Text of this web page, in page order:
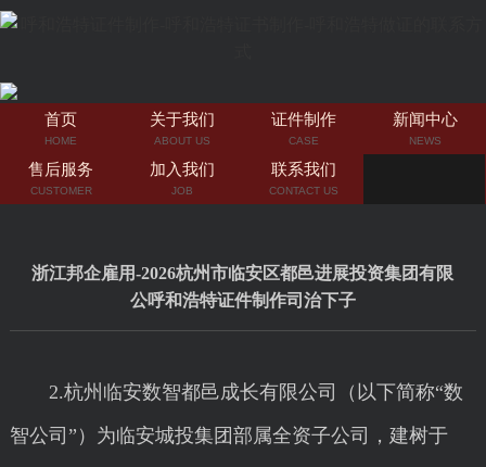
首页
HOME
关于我们
ABOUT US
证件制作
CASE
新闻中心
NEWS
售后服务
CUSTOMER
加入我们
JOB
联系我们
CONTACT US
浙江邦企雇用-2026杭州市临安区都邑进展投资集团有限
公呼和浩特证件制作司治下子
2.杭州临安数智都邑成长有限公司（以下简称“数
智公司”）为临安城投集团部属全资子公司，建树于